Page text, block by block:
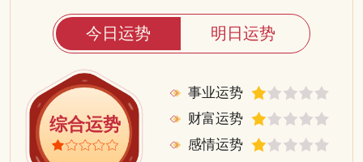
今日运势 明日运势
综合运势
事业运势
财富运势
感情运势